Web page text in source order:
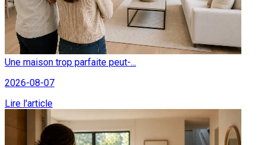
Une maison trop parfaite peut-...
2026-08-07
Lire l'article